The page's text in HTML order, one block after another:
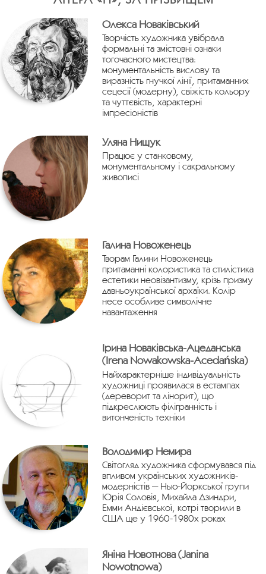
Олекса Новаківський
Творчість художника увібрала
формальні та змістовні ознаки
тогочасного мистецтва:
монументальність вислову та
виразність гнучкої лінії, притаманних
сецесії (модерну), свіжість кольору
та чуттєвість, характерні
імпресіоністів
Уляна Нищук
Працює у станковому,
монументальному і сакральному
живописі
Галина Новоженець
Творам Галини Новоженець
притаманні колористика та стилістика
естетики неовізантизму, крізь призму
давньоукраїнської архаїки. Колір
несе особливе символічне
навантаження
Ірина Новаківська-Ацеданська
(Irena Nowakowska-Acedańska)
Найхарактерніше індивідуальність
художниці проявилася в естампах
(дереворит та лінорит), що
підкреслюють філігранність і
витонченість техніки
Володимир Немира
Світогляд художника сформувався під
впливом українських художників-
модерністів — Нью-Йоркської групи
Юрія Соловія, Михайла Дзиндри,
Емми Андієвської, котрі творили в
США ще у 1960-1980х роках
Яніна Новотнова (Janina
Nowotnowa)